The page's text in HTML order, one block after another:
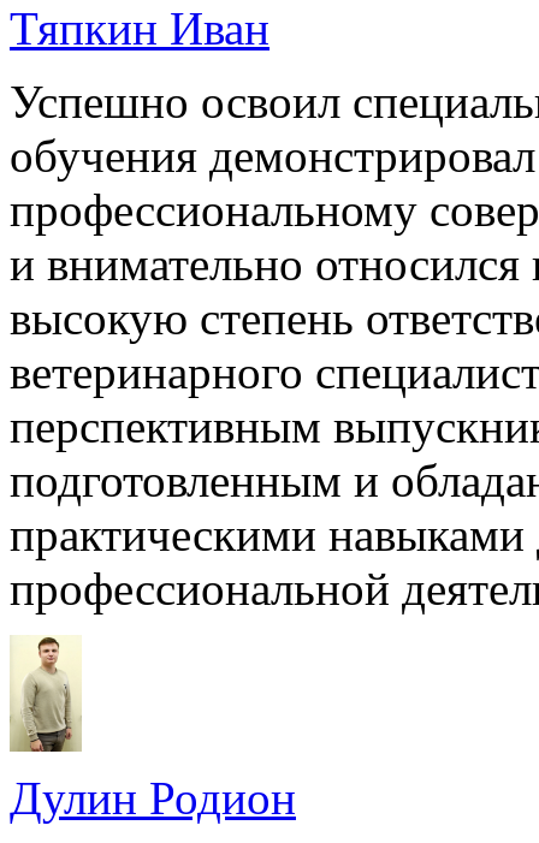
Тяпкин Иван
Успешно освоил
обучения
профессиональному
и внимательно
высокую степень
ветеринарного
перспективным
подготовленным и
практическими
профессиональной
Дулин Родион